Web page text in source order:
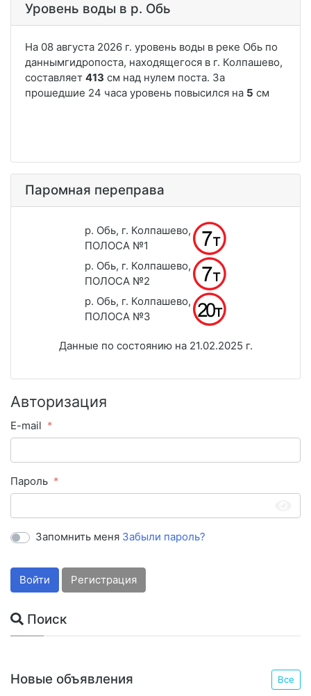
Уровень воды в р. Обь
Паромная переправа
р. Обь, г. Колпашево,
ПОЛОСА №1
р. Обь, г. Колпашево,
ПОЛОСА №2
р. Обь, г. Колпашево,
ПОЛОСА №3
Данные по состоянию на 21.02.2025 г.
Авторизация
E-mail
Пароль
Запомнить меня Забыли пароль?
Войти Регистрация
Поиск
Новые объявления Все